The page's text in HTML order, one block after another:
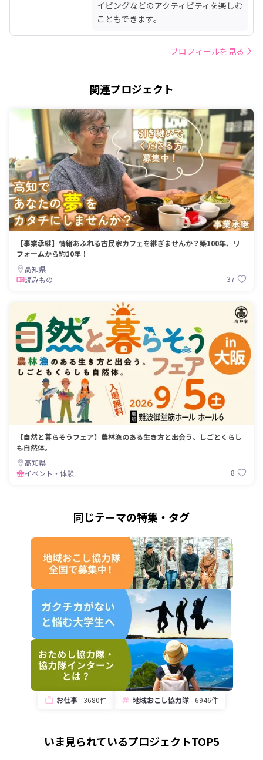
イビングなどのアクティビティを楽しむ
こともできます。
プロフィールを見る
関連プロジェクト
【事業承継】情緒あふれる古民家カフェを継ぎませんか？築100年、リ
フォームから約10年！
高知県
読みもの
37
【自然と暮らそうフェア】農林漁のある生き方と出会う、しごとくらし
も自然体。
高知県
イベント・体験
8
同じテーマの特集・タグ
お仕事 3680件 地域おこし協力隊 6946件
いま見られているプロジェクトTOP5